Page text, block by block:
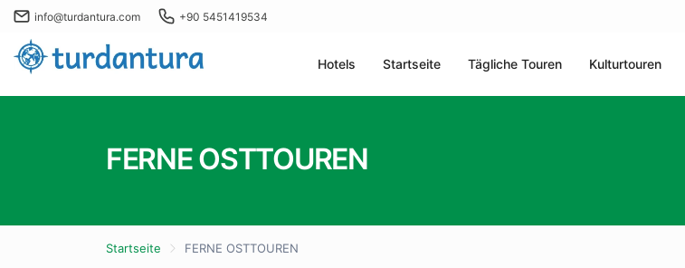
info@turdantura.com +90 5451419534
Hotels Startseite Tägliche Touren Kulturtouren
FERNE OSTTOUREN
Startseite FERNE OSTTOUREN